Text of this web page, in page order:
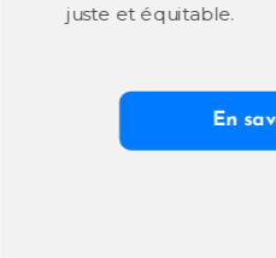
En
juste et équitable.